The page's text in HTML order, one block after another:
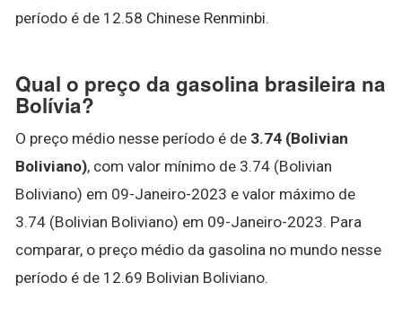
período é de 12.58 Chinese Renminbi.
Qual o preço da gasolina brasileira na
Bolívia?
O preço médio nesse período é de 3.74 (Bolivian
Boliviano), com valor mínimo de 3.74 (Bolivian
Boliviano) em 09-Janeiro-2023 e valor máximo de
3.74 (Bolivian Boliviano) em 09-Janeiro-2023. Para
comparar, o preço médio da gasolina no mundo nesse
período é de 12.69 Bolivian Boliviano.